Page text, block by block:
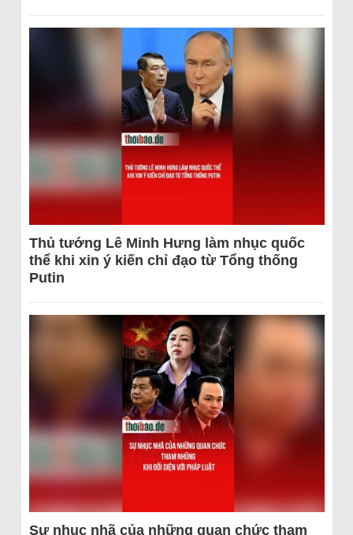
Thủ tướng Lê Minh Hưng làm nhục quốc
thể khi xin ý kiến chỉ đạo từ Tổng thống
Putin
Sự nhục nhã của những quan chức tham